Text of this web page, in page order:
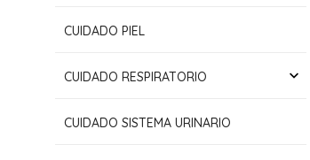
CUIDADO PIEL
CUIDADO RESPIRATORIO keyboard_arrow_down
CUIDADO SISTEMA URINARIO